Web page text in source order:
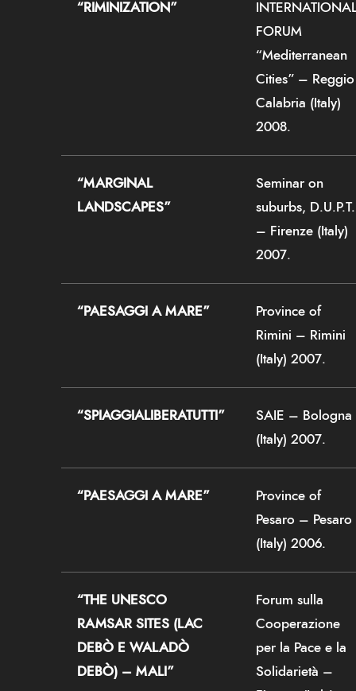
“RIMINIZATION”
FORUM
“Mediterranean
Cities” – Reggio
Calabria (Italy)
2008.
“MARGINAL
LANDSCAPES”
Seminar on
suburbs, D.U.P.T.
– Firenze (Italy)
2007.
“PAESAGGI A MARE”
Province of
Rimini – Rimini
(Italy) 2007.
“SPIAGGIALIBERATUTTI”
SAIE – Bologna
(Italy) 2007.
“PAESAGGI A MARE”
Province of
Pesaro – Pesaro
(Italy) 2006.
“THE UNESCO
RAMSAR SITES (LAC
DEBÒ E WALADÒ
DEBÒ) – MALI”
Forum sulla
Cooperazione
per la Pace e la
Solidarietà –